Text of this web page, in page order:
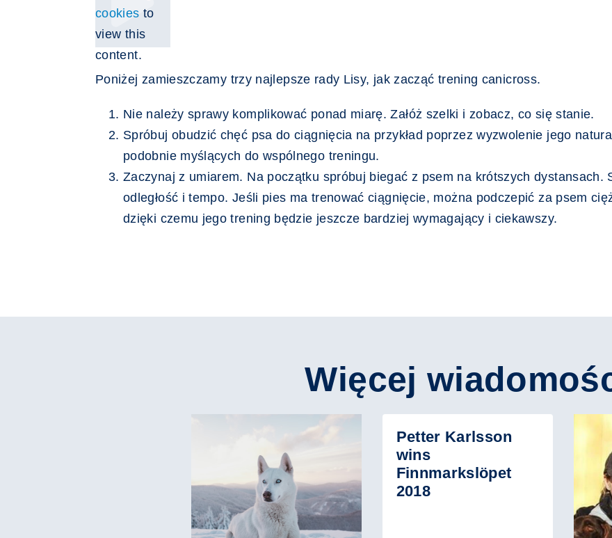
cookies to
view this
content.
Poniżej zamieszczamy trzy najlepsze rady Lisy, jak zacząć trening canicross.
Nie należy sprawy komplikować ponad miarę. Załóż szelki i zobacz, co się stanie.
Spróbuj obudzić chęć psa do ciągnięcia na przykład poprzez wyzwolenie jego
podobnie myślących do wspólnego treningu.
Zaczynaj z umiarem. Na początku spróbuj biegać z psem na krótszych dystansach.
odległość i tempo. Jeśli pies ma trenować ciągnięcie, można podczepić za psem
dzięki czemu jego trening będzie jeszcze bardziej wymagający i ciekawszy.
Więcej
Petter Karlsson
wins
Finnmarkslöpet
2018